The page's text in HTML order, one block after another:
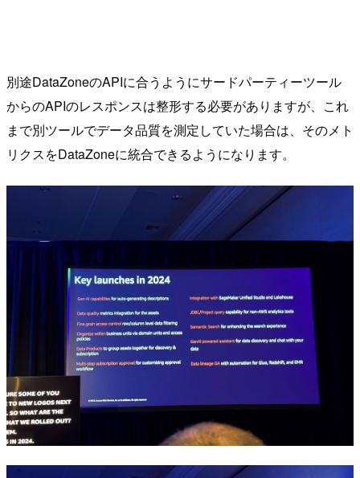
別途DataZoneのAPIに合うようにサードパーティーツール
からのAPIのレスポンスは整形する必要がありますが、これ
まで別ツールでデータ品質を測定していた場合は、そのメト
リクスをDataZoneに統合できるようになります。